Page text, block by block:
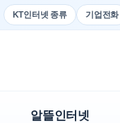
KT인터넷 종류 기업전화
알뜰인터넷